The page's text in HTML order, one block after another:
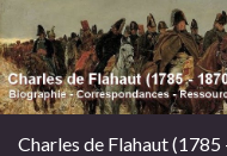
Charles de Flahaut (1785